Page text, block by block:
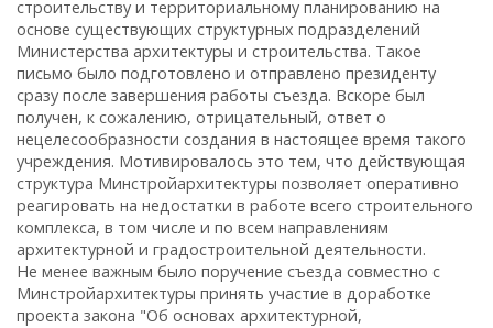
строительству и территориальному планированию на
основе существующих структурных подразделений
Министерства архитектуры и строительства. Такое
письмо было подготовлено и отправлено президенту
сразу после завершения работы съезда. Вскоре был
получен, к сожалению, отрицательный, ответ о
нецелесообразности создания в настоящее время такого
учреждения. Мотивировалось это тем, что действующая
структура Минстройархитектуры позволяет оперативно
реагировать на недостатки в работе всего строительного
комплекса, в том числе и по всем направлениям
архитектурной и градостроительной деятельности.
Не менее важным было поручение съезда совместно с
Минстройархитектуры принять участие в доработке
проекта закона "Об основах архитектурной,